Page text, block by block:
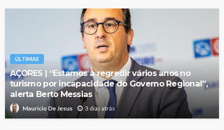
ÚLTIMAS
AÇORES | “Estamos a regredir vários anos no
turismo por incapacidade do Governo Regional”,
alerta Berto Messias
Mauricio De Jesus 3 dias atrás